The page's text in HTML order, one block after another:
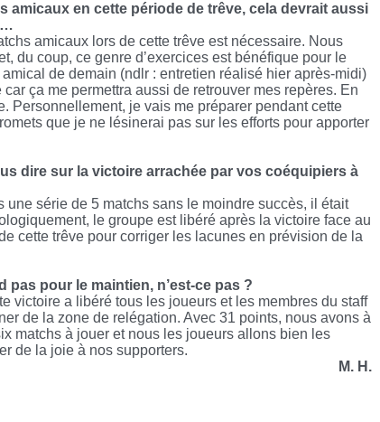
amicaux en cette période de trêve, cela devrait aussi
amicaux lors de cette trêve est nécessaire. Nous
du coup, ce genre d’exercices est bénéfique pour le
de demain (ndlr : entretien réalisé hier après-midi)
ça me permettra aussi de retrouver mes repères. En
Personnellement, je vais me préparer pendant cette
que je ne lésinerai pas sur les efforts pour apporter
dire sur la victoire arrachée par vos coéquipiers à
série de 5 matchs sans le moindre succès, il était
le groupe est libéré après la victoire face au
cette trêve pour corriger les lacunes en prévision de la
pour le maintien, n’est-ce pas ?
victoire a libéré tous les joueurs et les membres du staff
de la zone de relégation. Avec 31 points, nous avons à
matchs à jouer et nous les joueurs allons bien les
de la joie à nos supporters.
M. H.